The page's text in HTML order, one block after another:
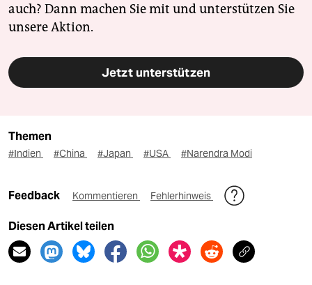
auch? Dann machen Sie mit und unterstützen Sie
unsere Aktion.
Jetzt unterstützen
Themen
#Indien #China #Japan #USA #Narendra Modi
Feedback Kommentieren Fehlerhinweis
Diesen Artikel teilen